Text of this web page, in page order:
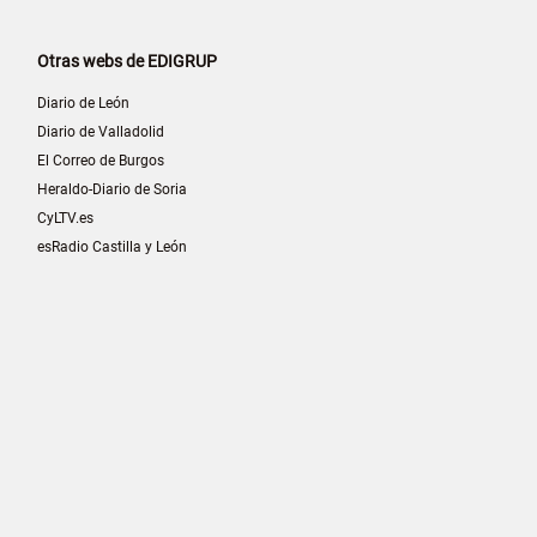
Otras webs de EDIGRUP
Diario de León
Diario de Valladolid
El Correo de Burgos
Heraldo-Diario de Soria
CyLTV.es
esRadio Castilla y León